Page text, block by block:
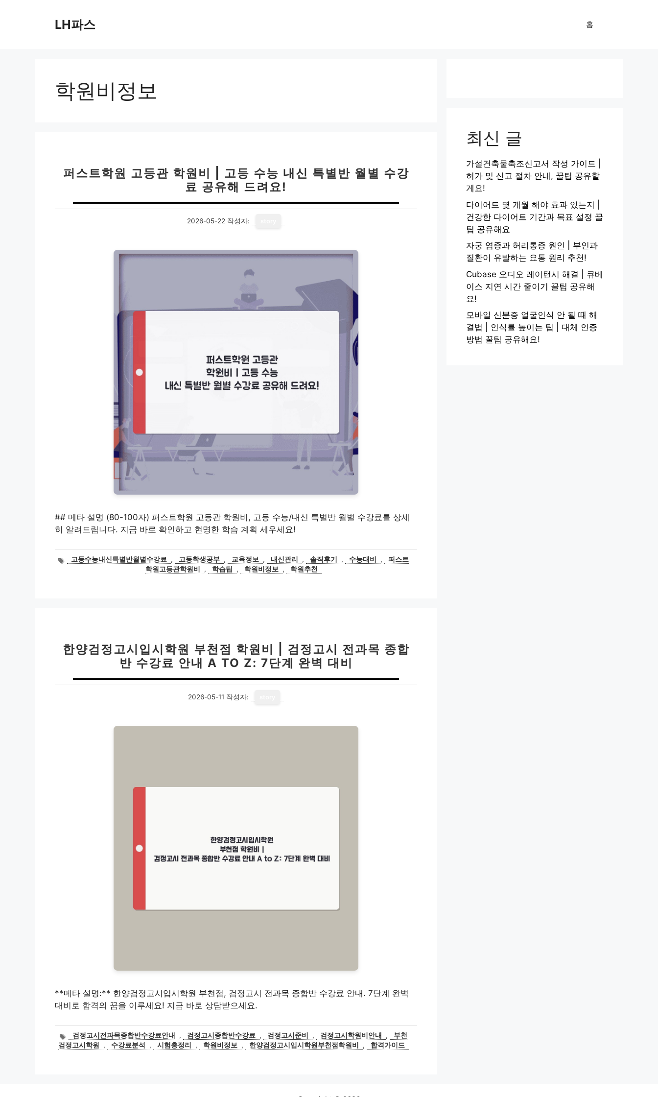
LH파스 홈
학원비정보
퍼스트학원 고등관 학원비 | 고등 수능 내신 특별반 월별 수강
료 공유해 드려요!
2026-05-22 작성자:
## 메타 설명 (80-100자) 퍼스트학원 고등관 학원비, 고등 수능/내신 특별반 월별 수강료를 상세
히 알려드립니다. 지금 바로 확인하고 현명한 학습 계획 세우세요!
태고등수능내신특별반월별수강료 , 고등학생공부 , 교육정보 , 내신관리 , 솔직후기 , 수능대비 ,
퍼스트
학원고등관학원비
, 학습팁 , 학원비정보 , 학원추천
한양검정고시입시학원 부천점 학원비 | 검정고시 전과목 종합
반 수강료 안내 A TO Z: 7단계 완벽 대비
2026-05-11 작성자:
**메타 설명:** 한양검정고시입시학원 부천점, 검정고시 전과목 종합반 수강료 안내. 7단계 완벽
대비로 합격의 꿈을 이루세요! 지금 바로 상담받으세요.
태
그
검정고시전과목종합반수강료안내 , 검정고시종합반수강료 , 검정고시준비 , 검정고시학원비안내 ,
부천
검정고시학원
, 수강료분석 , 시험총정리 , 학원비정보 , 한양검정고시입시학원부천점학원비 , 합격가이드
최신 글
가설건축물축조신고서 작성 가이드 |
허가 및 신고 절차 안내, 꿀팁 공유할
게요!
다이어트 몇 개월 해야 효과 있는지 |
건강한 다이어트 기간과 목표 설정 꿀
팁 공유해요
자궁 염증과 허리통증 원인 | 부인과
질환이 유발하는 요통 원리 추천!
Cubase 오디오 레이턴시 해결 | 큐베
이스 지연 시간 줄이기 꿀팁 공유해
요!
모바일 신분증 얼굴인식 안 될 때 해
결법 | 인식률 높이는 팁 | 대체 인증
방법 꿀팁 공유해요!